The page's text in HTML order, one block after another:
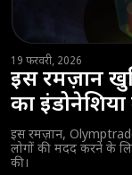
19 फरवरी, 2026
इस रमज़ान
का
इस रमज़ान,
लोगों की मदद करने के
की।